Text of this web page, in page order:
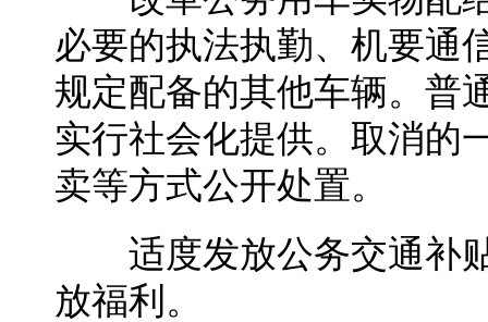
必要的执法执勤、机要通
规定配备的其他车辆。普
实行社会化提供。取消的
卖等方式公开处置。
适度发放公务交通补贴
放福利。